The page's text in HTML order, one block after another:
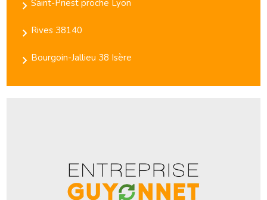
Saint-Priest proche Lyon
Rives 38140
Bourgoin-Jallieu 38 Isère